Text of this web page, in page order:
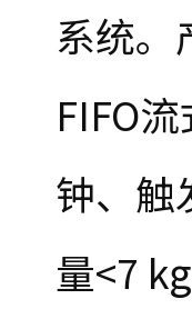
系统。
FIFO
钟、触
量<7 kg